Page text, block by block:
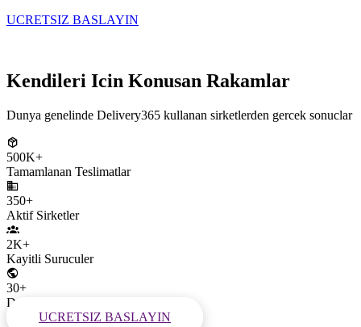
UCRETSIZ BASLAYIN
Kendileri Icin Konusan Rakamlar
Dunya genelinde Delivery365 kullanan sirketlerden gercek sonuclar
500K+
Tamamlanan Teslimatlar
350+
Aktif Sirketler
2K+
Kayitli Suruculer
30+
Dunya Genelinde Ulkeler
UCRETSIZ BASLAYIN